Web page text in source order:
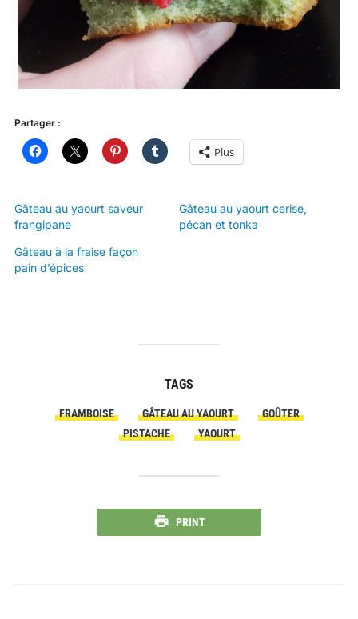
Partager :
Plus
Gâteau au yaourt saveur
frangipane
Gâteau au yaourt cerise,
pécan et tonka
Gâteau à la fraise façon
pain d’épices
TAGS
FRAMBOISE GÂTEAU AU YAOURT
GOÛTER
PISTACHE
YAOURT
PRINT